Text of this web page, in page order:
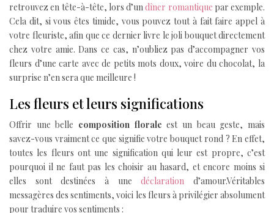
retrouvez en tête-à-tête, lors d’undîner romantique par exemple.
Cela dit, si vous êtes timide, vous pouvez tout à fait faire appel à
votre fleuriste, afin que ce dernier livre le joli bouquet directement
chez votre amie. Dans ce cas, n’oubliez pas d’accompagner vos
fleurs d’une carte avec de petits mots doux, voire du chocolat, la
surprise n’en sera que meilleure !
Les fleurs et leurs significations
Offrir une belle composition florale est un beau geste, mais
savez-vous vraiment ce que signifie votre bouquet rond ? En effet,
toutes les fleurs ont une signification qui leur est propre, c’est
pourquoi il ne faut pas les choisir au hasard, et encore moins si
elles sont destinées à unedéclaration d’amour.Véritables
messagères des sentiments, voici les fleurs à privilégier absolument
pour traduire vos sentiments :